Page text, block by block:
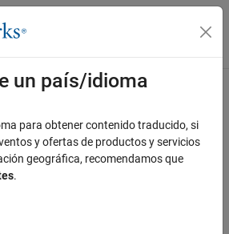
menú de navegación
useful was this information?
un país/idioma
para obtener contenido traducido, si
y ofertas de productos y servicios
geográfica, recomendamos que
.